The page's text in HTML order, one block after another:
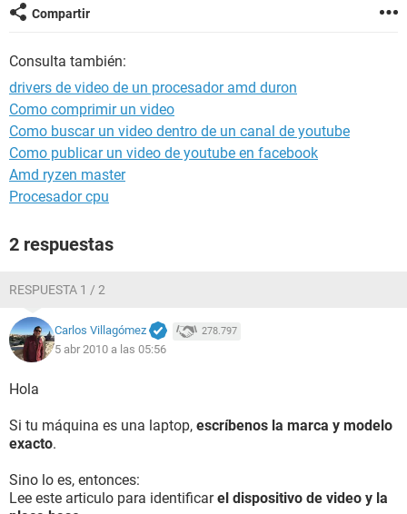
Compartir
Consulta también:
drivers de video de un procesador amd duron
Como comprimir un video
Como buscar un video dentro de un canal de youtube
Como publicar un video de youtube en facebook
Amd ryzen master
Procesador cpu
2 respuestas
RESPUESTA 1 / 2
Carlos Villagómez 278.797
5 abr 2010 a las 05:56
Hola
Si tu máquina es una laptop, escríbenos la marca y modelo
exacto.
Sino lo es, entonces:
Lee este articulo para identificarel dispositivo de video y la